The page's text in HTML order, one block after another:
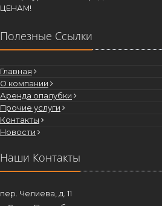
ЦЕНАМ!
Полезные Ссылки
Главная
О компании
Аренда опалубки
Прочие услуги
Контакты
Новости
Наши Контакты
пер. Челиева, д. 11